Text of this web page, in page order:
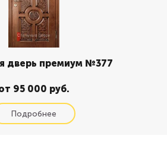
дверь премиум №377
95 000 руб.